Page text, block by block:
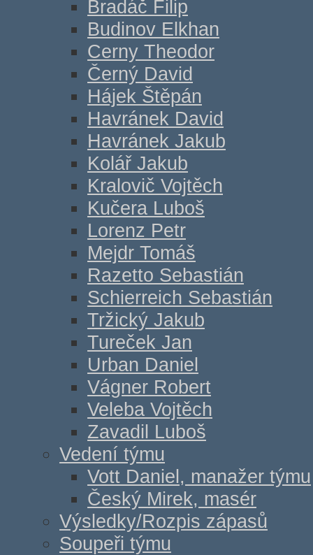
Bradáč Filip
Budinov Elkhan
Cerny Theodor
Černý David
Hájek Štěpán
Havránek David
Havránek Jakub
Kolář Jakub
Kralovič Vojtěch
Kučera Luboš
Lorenz Petr
Mejdr Tomáš
Razetto Sebastián
Schierreich Sebastián
Tržický Jakub
Tureček Jan
Urban Daniel
Vágner Robert
Veleba Vojtěch
Zavadil Luboš
Vedení týmu
Vott Daniel, manažer týmu
Český Mirek, masér
Výsledky/Rozpis zápasů
Soupeři týmu